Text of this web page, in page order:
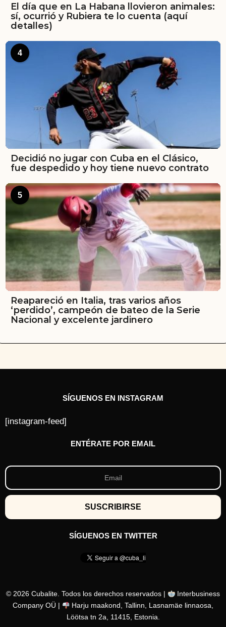
El día que en La Habana llovieron animales:
sí, ocurrió y Rubiera te lo cuenta (aquí
detalles)
4
Decidió no jugar con Cuba en el Clásico,
fue despedido y hoy tiene nuevo contrato
5
Reapareció en Italia, tras varios años
‘perdido’, campeón de bateo de la Serie
Nacional y excelente jardinero
SÍGUENOS EN INSTAGRAM
[instagram-feed]
ENTÉRATE POR EMAIL
SÍGUENOS EN TWITTER
© 2026 Cubalite. Todos los derechos reservados |
Interbusiness
Company OÜ |
Harju maakond, Tallinn, Lasnamäe linnaosa,
Löötsa tn 2a, 11415, Estonia.